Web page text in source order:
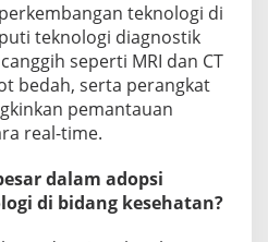
teknologi di
teknologi diagnostik
seperti MRI dan CT
bedah, serta perangkat
pemantauan
real-time.
dalam adopsi
di bidang kesehatan?